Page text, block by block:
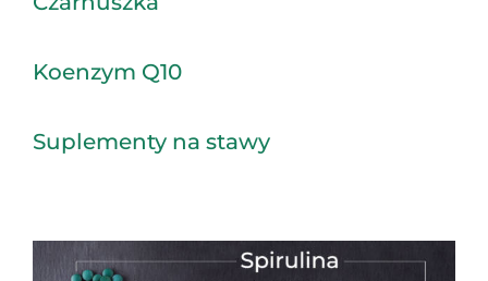
Koenzym Q10
Suplementy na stawy